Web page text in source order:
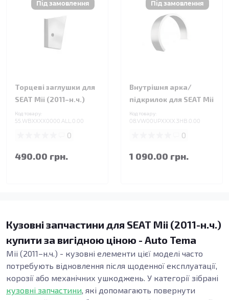
Торцеві заглушки для
SEAT Mii (2011–н.ч.)
Код товару:
55.WBXXXX0000.ALL.0.00
0
490.00 грн.
Внутрішня арка/
підкрилок для SEAT Mii
Код товару:
08.VW00UPXXXX.3HB.0.00
0
1 090.00 грн.
Кузовні запчастини для SEAT Mii (2011-н.ч.)
купити за вигідною ціною - Auto Tema
Mii (2011–н.ч.) - кузовні елементи цієї моделі часто
потребують відновлення після щоденної експлуатації,
корозії або механічних ушкоджень. У категорії зібрані
кузовні запчастини, які допомагають повернути